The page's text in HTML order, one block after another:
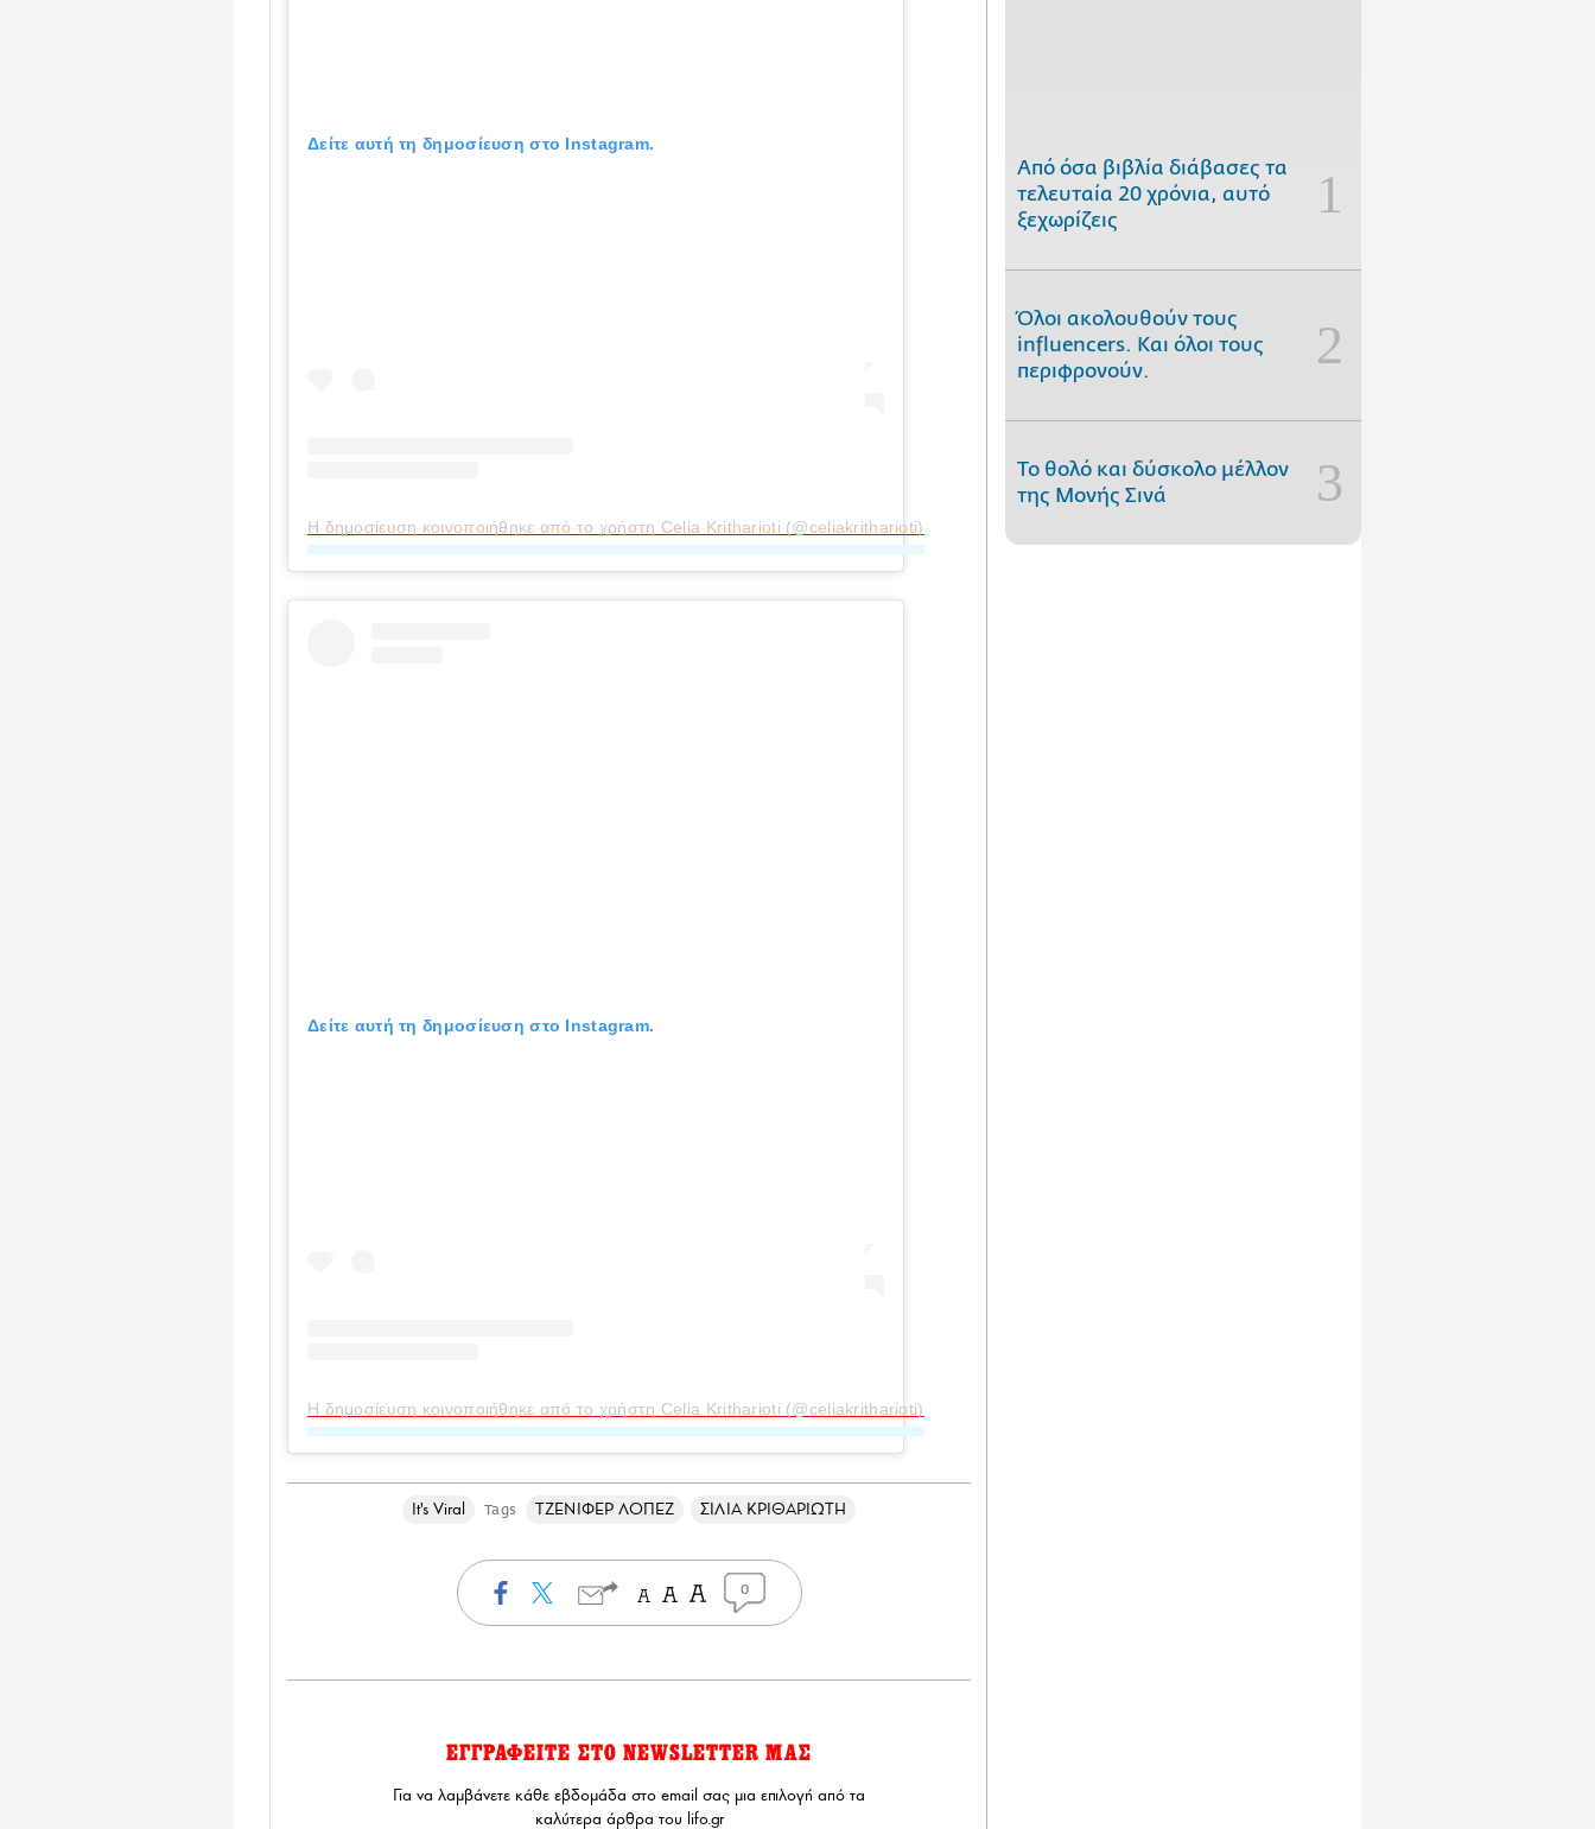
Δείτε αυτή τη δημοσίευση στο Instagram.
Η δημοσίευση κοινοποιήθηκε από το χρήστη Celia Kritharioti (@celiakritharioti)
Δείτε αυτή τη δημοσίευση στο Instagram.
Η δημοσίευση κοινοποιήθηκε από το χρήστη Celia Kritharioti (@celiakritharioti)
It's Viral Tags ΤΖΕΝΙΦΕΡ ΛΟΠΕΖ ΣΙΛΙΑ ΚΡΙΘΑΡΙΩΤΗ
0
ΕΓΓΡΑΦΕΙΤΕ ΣΤΟ NEWSLETTER ΜΑΣ
Για να λαμβάνετε κάθε εβδομάδα στο email σας μια επιλογή από τα
καλύτερα άρθρα του lifo.gr
Από όσα βιβλία διάβασες τα
τελευταία 20 χρόνια, αυτό
ξεχωρίζεις
Όλοι ακολουθούν τους
influencers. Και όλοι τους
περιφρονούν.
Το θολό και δύσκολο μέλλον
της Μονής Σινά